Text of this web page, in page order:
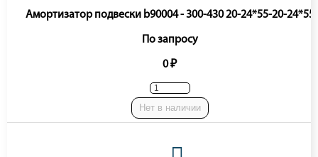
Амортизатор подвески b90004 - 300-430 20-24*55-20-24*55
По запросу
0 ₽
Нет в наличии